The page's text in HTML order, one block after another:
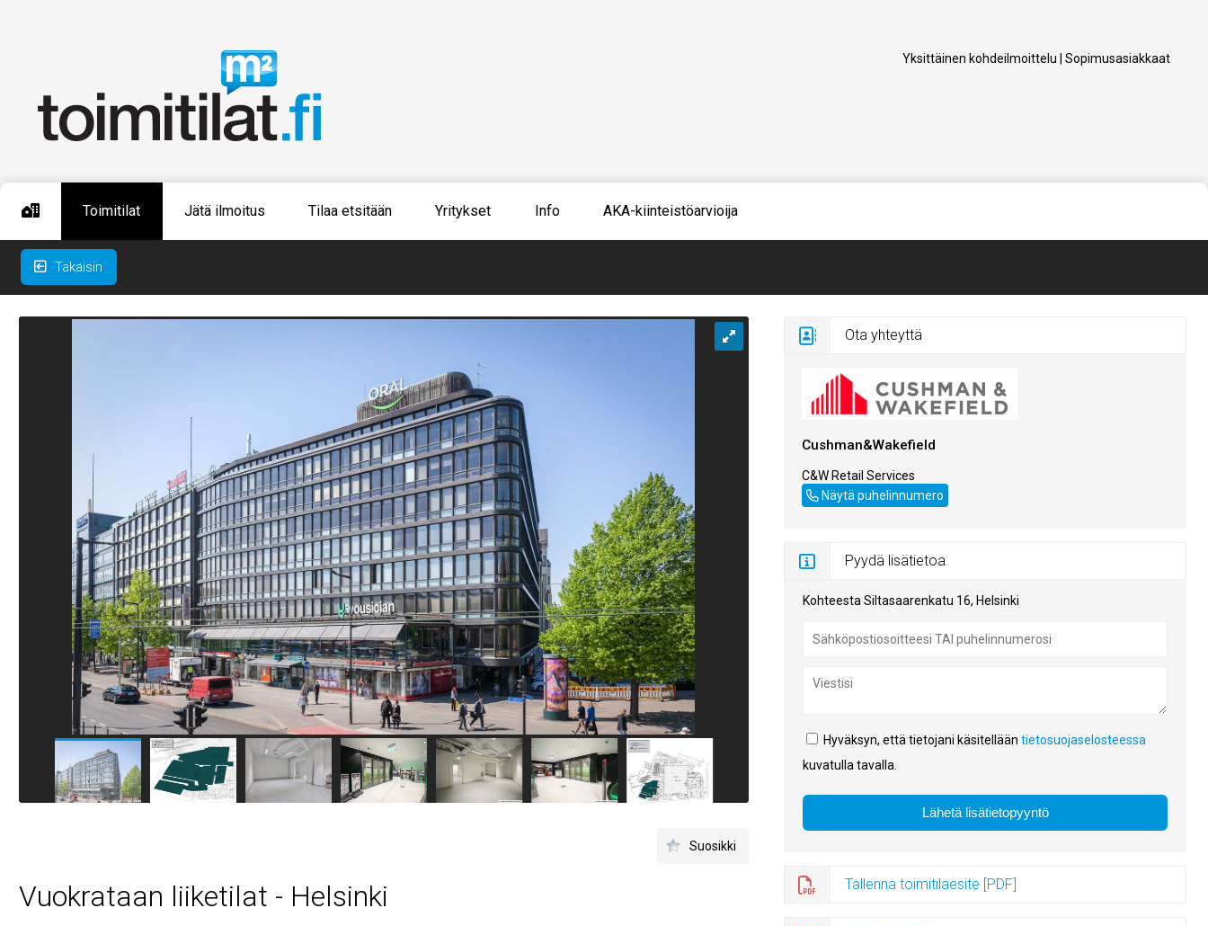
Yksittäinen kohdeilmoittelu Sopimusasiakkaat
Toimitilat Jätä ilmoitus Tilaa etsitään Yritykset Info AKA-kiinteistöarvioija
Takaisin
Suosikki
Vuokrataan liiketilat - Helsinki
Ota yhteyttä
Cushman&Wakefield
C&W Retail Services
Näytä puhelinnumero
+358108368400
Pyydä lisätietoa
Kohteesta Siltasaarenkatu 16, Helsinki
Hyväksyn, että tietojani käsitellääntietosuojaselosteessa
kuvatulla tavalla.
Tallenna toimitilaesite [PDF]